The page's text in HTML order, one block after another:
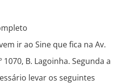
ir ao Sine que fica na Av.
1070, B. Lagoinha. Segunda a
levar os seguintes